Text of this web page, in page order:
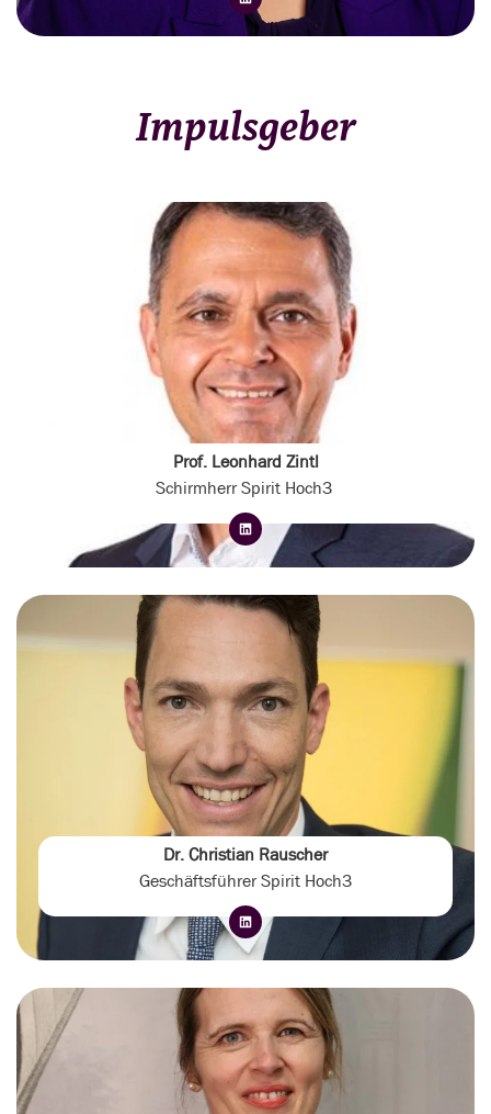
Impulsgeber
Prof. Leonhard Zintl
Schirmherr Spirit Hoch3
Dr. Christian Rauscher
Geschäftsführer Spirit Hoch3